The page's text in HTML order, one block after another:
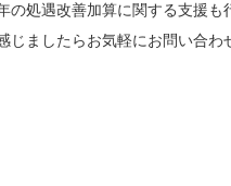
処遇改善加算に関する支援も
ましたらお気軽にお問い合わ